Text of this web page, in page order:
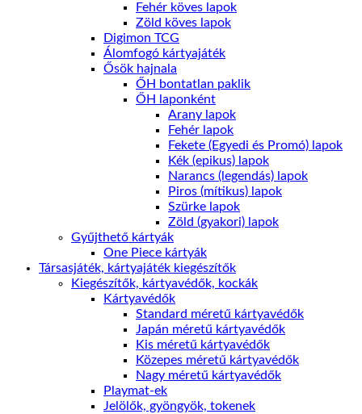
Fehér köves lapok
Zöld köves lapok
Digimon TCG
Álomfogó kártyajáték
Ősök hajnala
ŐH bontatlan paklik
ŐH laponként
Arany lapok
Fehér lapok
Fekete (Egyedi és Promó) lapok
Kék (epikus) lapok
Narancs (legendás) lapok
Piros (mítikus) lapok
Szürke lapok
Zöld (gyakori) lapok
Gyűjthető kártyák
One Piece kártyák
Társasjáték, kártyajáték kiegészítők
Kiegészítők, kártyavédők, kockák
Kártyavédők
Standard méretű kártyavédők
Japán méretű kártyavédők
Kis méretű kártyavédők
Közepes méretű kártyavédők
Nagy méretű kártyavédők
Playmat-ek
Jelölők, gyöngyök, tokenek